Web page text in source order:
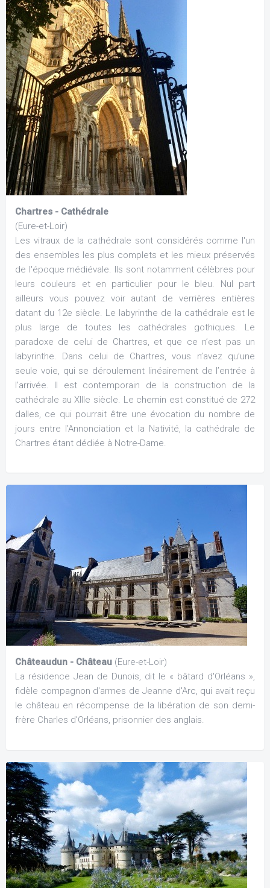
Chartres - Cathédrale
(Eure-et-Loir)
Les vitraux de la cathédrale sont considérés comme l'un
des ensembles les plus complets et les mieux préservés
de l'époque médiévale. Ils sont notamment célèbres pour
leurs couleurs et en particulier pour le bleu. Nul part
ailleurs vous pouvez voir autant de verrières entières
datant du 12e siècle. Le labyrinthe de la cathédrale est le
plus large de toutes les cathédrales gothiques. Le
paradoxe de celui de Chartres, et que ce n’est pas un
labyrinthe. Dans celui de Chartres, vous n’avez qu’une
seule voie, qui se déroulement linéairement de l’entrée à
l’arrivée. Il est contemporain de la construction de la
cathédrale au XIIIe siècle. Le chemin est constitué de 272
dalles, ce qui pourrait être une évocation du nombre de
jours entre l’Annonciation et la Nativité, la cathédrale de
Chartres étant dédiée à Notre-Dame.
Châteaudun - Château (Eure-et-Loir)
La résidence Jean de Dunois, dit le « bâtard d'Orléans »,
fidèle compagnon d'armes de Jeanne d'Arc, qui avait reçu
le château en récompense de la libération de son demi-
frère Charles d’Orléans, prisonnier des anglais.